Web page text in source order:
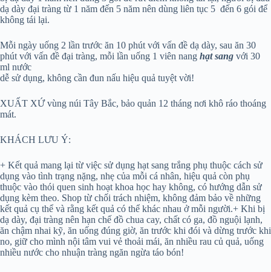
dạ dày đại tràng từ 1 năm đến 5 năm nên dùng liên tục 5 đến 6 gói để
không tái lại.
Mỗi ngày uống 2 lần trước ăn 10 phút với vấn đề dạ dày, sau ăn 30
phút với vấn đề đại tràng, mỗi lần uống 1 viên nang hạt sang với 30
ml nước
dễ sử dụng, không cần đun nấu hiệu quả tuyệt vời!
XUẤT XỨ vùng núi Tây Bắc, bảo quản 12 tháng nơi khô ráo thoáng
mát.
KHÁCH LƯU Ý:
+ Kết quả mang lại từ việc sử dụng hạt sang trắng phụ thuộc cách sử
dụng vào tình trạng nặng, nhẹ của mỗi cá nhân, hiệu quả còn phụ
thuộc vào thói quen sinh hoạt khoa học hay không, có hướng dẫn sử
dụng kèm theo. Shop từ chối trách nhiệm, không đảm bảo về những
kết quả cụ thể và rằng kết quả có thể khác nhau ở mỗi người.+ Khi bị
dạ dày, đại tràng nên hạn chế đồ chua cay, chất có ga, đồ nguội lạnh,
ăn chậm nhai kỹ, ăn uống đúng giờ, ăn trước khi đói và dừng trước khi
no, giữ cho mình nội tâm vui vẻ thoải mái, ăn nhiều rau củ quả, uống
nhiều nước cho nhuận tràng ngăn ngừa táo bón!